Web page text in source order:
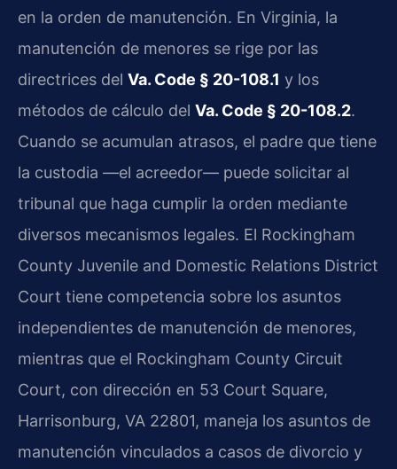
en la orden de manutención. En Virginia, la
manutención de menores se rige por las
directrices del Va. Code § 20-108.1 y los
métodos de cálculo del Va. Code § 20-108.2.
Cuando se acumulan atrasos, el padre que tiene
la custodia —el acreedor— puede solicitar al
tribunal que haga cumplir la orden mediante
diversos mecanismos legales. El Rockingham
County Juvenile and Domestic Relations District
Court tiene competencia sobre los asuntos
independientes de manutención de menores,
mientras que el Rockingham County Circuit
Court, con dirección en 53 Court Square,
Harrisonburg, VA 22801, maneja los asuntos de
manutención vinculados a casos de divorcio y